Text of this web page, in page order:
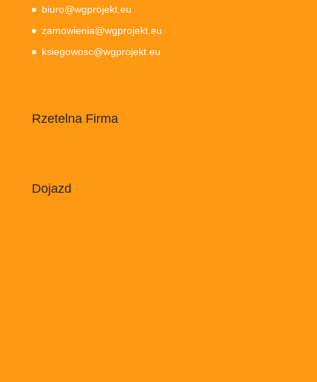
biuro@wgprojekt.eu
zamowienia@wgprojekt.eu
ksiegowosc@wgprojekt.eu
Rzetelna Firma
Dojazd